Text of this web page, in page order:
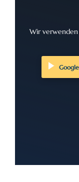
Wir verwenden